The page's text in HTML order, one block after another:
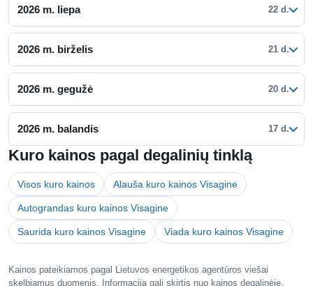
2026 m. liepa 22 d.
2026 m. birželis 21 d.
2026 m. gegužė 20 d.
2026 m. balandis 17 d.
Kuro kainos pagal degalinių tinklą
Visos kuro kainos Alauša kuro kainos Visagine
Autograndas kuro kainos Visagine
Saurida kuro kainos Visagine Viada kuro kainos Visagine
Kainos pateikiamos pagal Lietuvos energetikos agentūros viešai
skelbiamus duomenis. Informacija gali skirtis nuo kainos degalinėje,